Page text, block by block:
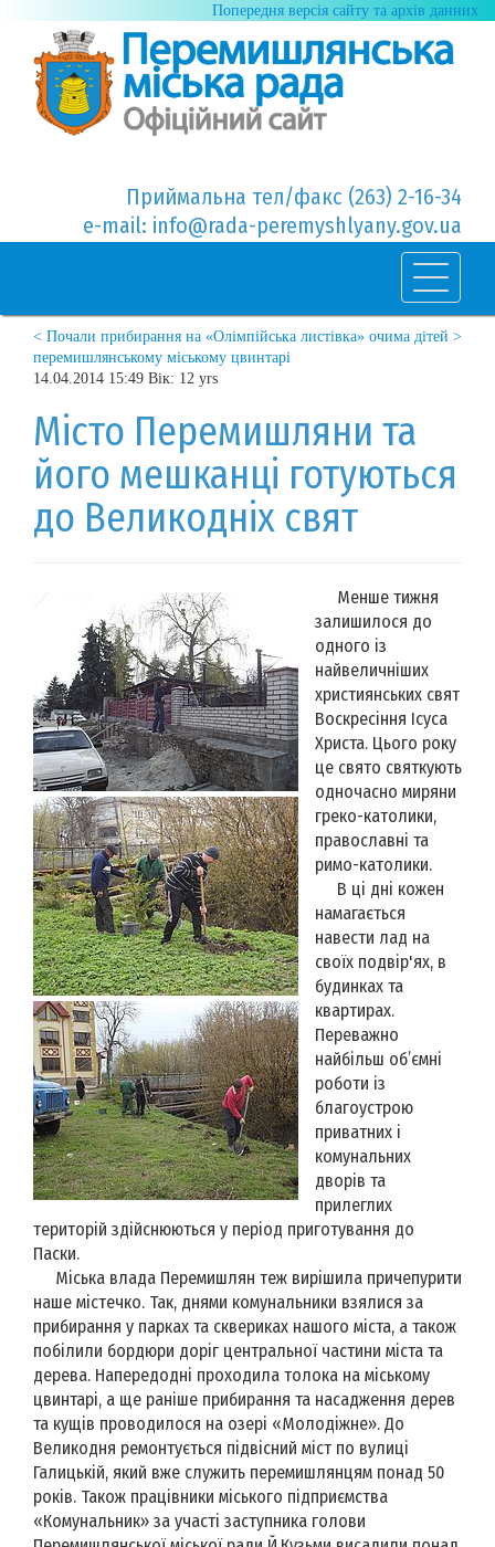
Попередня версія сайту та архів данних
Приймальна тел/факс (263) 2-16-34
e-mail: info@rada-peremyshlyany.gov.ua
«Олімпійська листівка» очима дітей >
< Почали прибирання на
перемишлянському міському цвинтарі
14.04.2014 15:49 Вік: 12 yrs
Місто Перемишляни та
його мешканці готуються
до Великодніх свят
Менше тижня
залишилося до
одного із
найвеличніших
християнських свят
Воскресіння Ісуса
Христа. Цього року
це свято святкують
одночасно миряни
греко-католики,
православні та
римо-католики.
В ці дні кожен
намагається
навести лад на
своїх подвір'ях, в
будинках та
квартирах.
Переважно
найбільш об’ємні
роботи із
благоустрою
приватних і
комунальних
дворів та
прилеглих
територій здійснюються у період приготування до
Паски.
Міська влада Перемишлян теж вирішила причепурити
наше містечко. Так, днями комунальники взялися за
прибирання у парках та сквериках нашого міста, а також
побілили бордюри доріг центральної частини міста та
дерева. Напередодні проходила толока на міському
цвинтарі, а ще раніше прибирання та насадження дерев
та кущів проводилося на озері «Молодіжне». До
Великодня ремонтується підвісний міст по вулиці
Галицькій, який вже служить перемишлянцям понад 50
років. Також працівники міського підприємства
«Комунальник» за участі заступника голови